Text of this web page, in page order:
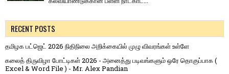
RECENT POSTS
தமிழக பட்ஜெட் 2026 நிதிநிலை அறிக்கையில் முழு விவரங்கள் உள்ளே
கலைத் திருவிழா போட்டிகள் 2026 - அனைத்து படிவங்களும் ஒரே தொகுப்பாக (
Excel & Word File ) - Mr. Alex Pandian